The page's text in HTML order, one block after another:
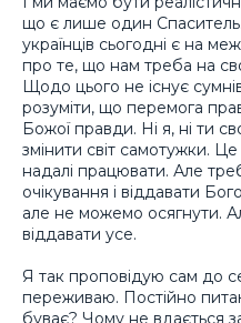
що є лише один
українців сьогодні є на
про те, що нам треба на
Щодо цього не існує
розуміти, що перемога
Божої правди. Ні я, ні ти
змінити світ самотужки.
надалі працювати. Але
очікування і віддавати
але не можемо осягнути.
віддавати усе.
Я так проповідую сам до
переживаю. Постійно
буває? Чому не вдається